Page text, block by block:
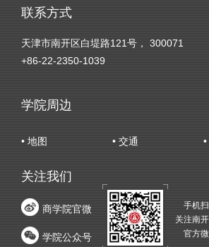
联系方式
天津市南开区白堤路121号， 300071
+86-22-2350-1039
学院周边
• 地图 • 交通
关注我们
商学院官微
学院公众号
手机
关注南
官方